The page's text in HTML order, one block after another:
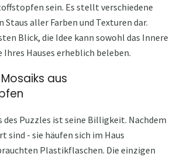
sein. Es stellt verschiedene
aller Farben und Texturen dar.
Blick, die Idee kann sowohl das Innere
Ihres Hauses erheblich beleben.
aus
des Puzzles ist seine Billigkeit. Nachdem
sind - sie häufen sich im Haus
Plastikflaschen. Die einzigen